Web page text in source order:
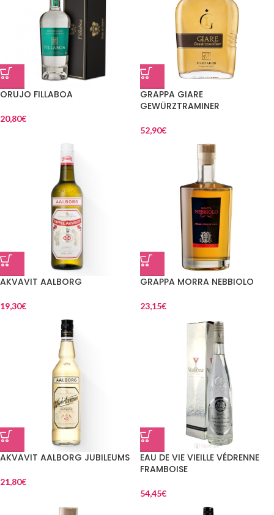
ORUJO FILLABOA
20,80€
GRAPPA GIARE
GEWÜRZTRAMINER
52,90€
AKVAVIT AALBORG
19,30€
GRAPPA MORRA NEBBIOLO
23,15€
AKVAVIT AALBORG JUBILEUMS
21,80€
EAU DE VIE VIEILLE VÉDRENNE
FRAMBOISE
54,45€